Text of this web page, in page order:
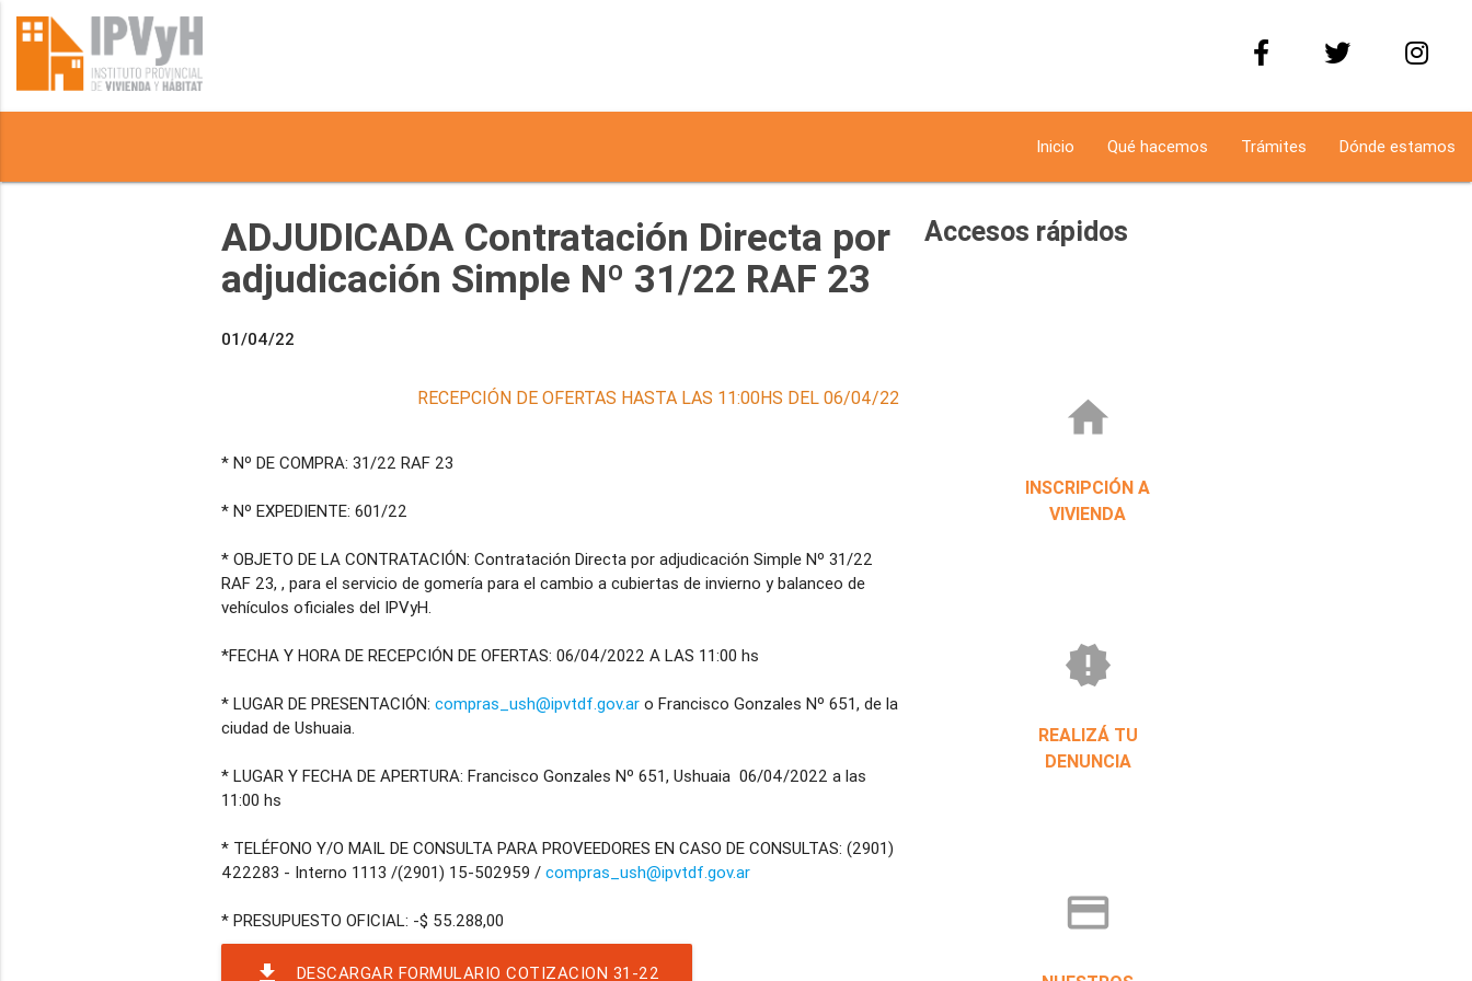
Inicio Qué hacemos Trámites Dónde estamos
ADJUDICADA Contratación Directa por
adjudicación Simple Nº 31/22 RAF 23
01/04/22
RECEPCIÓN DE OFERTAS HASTA LAS 11:00HS DEL 06/04/22
* Nº DE COMPRA: 31/22 RAF 23
* Nº EXPEDIENTE: 601/22
* OBJETO DE LA CONTRATACIÓN: Contratación Directa por adjudicación Simple Nº 31/22
RAF 23, , para el servicio de gomería para el cambio a cubiertas de invierno y balanceo de
vehículos oficiales del IPVyH.
*FECHA Y HORA DE RECEPCIÓN DE OFERTAS: 06/04/2022 A LAS 11:00 hs
* LUGAR DE PRESENTACIÓN: compras_ush@ipvtdf.gov.aro Francisco Gonzales Nº 651, de la
ciudad de Ushuaia.
* LUGAR Y FECHA DE APERTURA: Francisco Gonzales Nº 651, Ushuaia 06/04/2022 a las
11:00 hs
* TELÉFONO Y/O MAIL DE CONSULTA PARA PROVEEDORES EN CASO DE CONSULTAS: (2901)
422283 - Interno 1113 /(2901) 15-502959 / compras_ush@ipvtdf.gov.ar
file_download DESCARGAR FORMULARIO COTIZACION 31-22
Accesos rápidos
home
INSCRIPCIÓN A
VIVIENDA
new_releases
REALIZÁ TU
DENUNCIA
credit_card